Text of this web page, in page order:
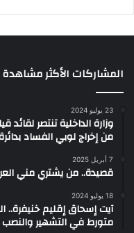
المشاركات الأكثر مشاهدة
23 يوليو 2024
وزارة الداخلية تنتصر
من إخراج لوبي الفساد
7 أبريل 2025
قصيدة.. من يشتري مني
18 يوليو 2024
آيت إسحاق إقليم خنيفرة..
متورط في التشهير والنصب